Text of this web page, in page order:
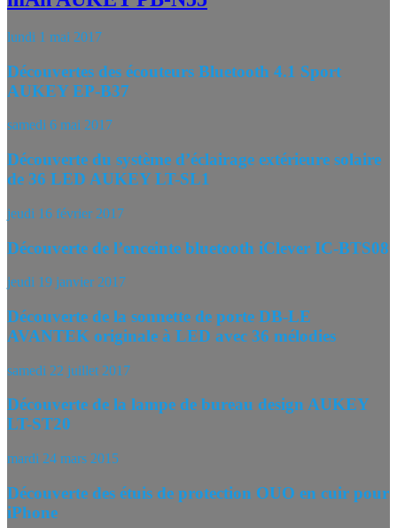
lundi 1 mai 2017
Découvertes des écouteurs Bluetooth 4.1 Sport
AUKEY EP-B37
samedi 6 mai 2017
Découverte du système d’éclairage extérieure solaire
de 36 LED AUKEY LT-SL1
jeudi 16 février 2017
Découverte de l’enceinte bluetooth iClever IC-BTS08
jeudi 19 janvier 2017
Découverte de la sonnette de porte DB-LE
AVANTEK originale à LED avec 36 mélodies
samedi 22 juillet 2017
Découverte de la lampe de bureau design AUKEY
LT-ST20
mardi 24 mars 2015
Découverte des étuis de protection OUO en cuir pour
iPhone